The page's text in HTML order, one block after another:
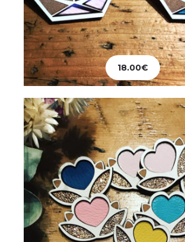
Ajouter au panier
18.00€
Bijoux
Broche Coeur Fleuri
20.00€